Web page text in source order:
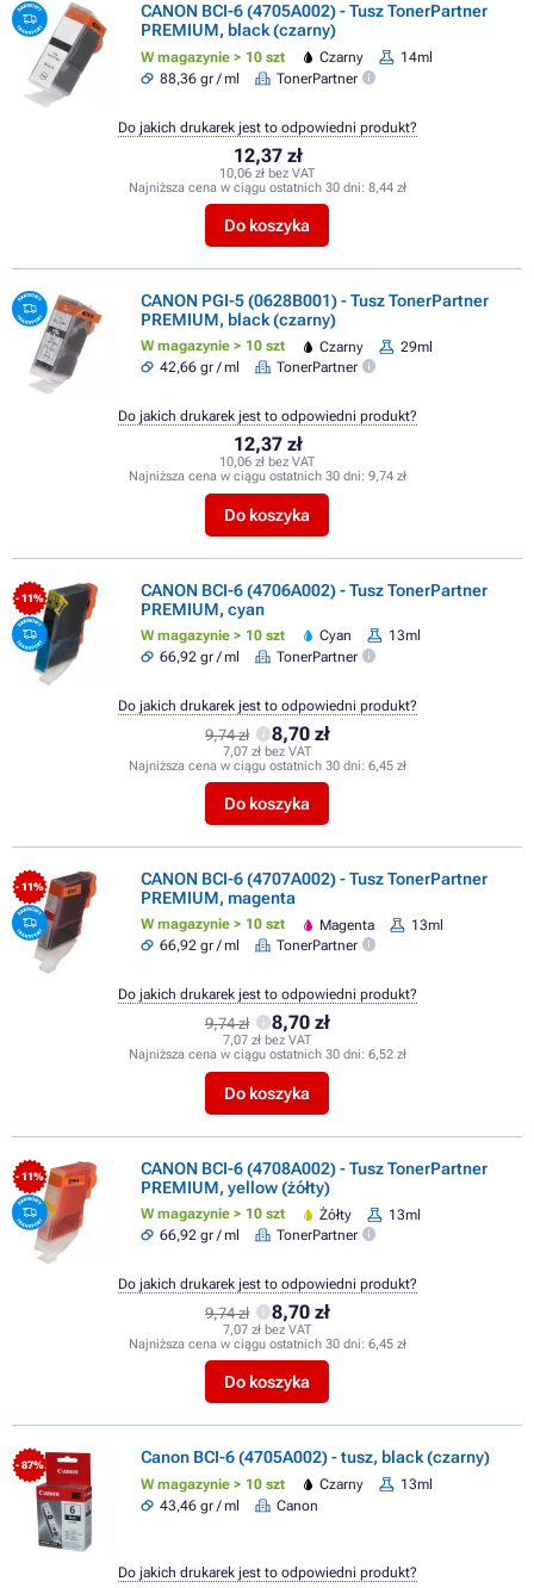
CANON BCI-6 (4705A002) - Tusz TonerPartner
PREMIUM, black (czarny)
W magazynie > 10 szt Czarny
14ml
88,36 gr / ml
TonerPartner
12,37 zł
10,06 zł bez VAT
Najniższa cena w ciągu ostatnich 30 dni: 8,44 zł
Do koszyka
Do jakich drukarek jest to odpowiedni produkt?
CANON PGI-5 (0628B001) - Tusz TonerPartner
PREMIUM, black (czarny)
W magazynie > 10 szt Czarny
29ml
42,66 gr / ml
TonerPartner
12,37 zł
10,06 zł bez VAT
Najniższa cena w ciągu ostatnich 30 dni: 9,74 zł
Do koszyka
Do jakich drukarek jest to odpowiedni produkt?
- 11%
CANON BCI-6 (4706A002) - Tusz TonerPartner
PREMIUM, cyan
W magazynie > 10 szt Cyan
13ml
66,92 gr / ml
TonerPartner
9,74 zł 8,70 zł
7,07 zł bez VAT
Najniższa cena w ciągu ostatnich 30 dni: 6,45 zł
Do koszyka
Do jakich drukarek jest to odpowiedni produkt?
- 11%
CANON BCI-6 (4707A002) - Tusz TonerPartner
PREMIUM, magenta
W magazynie > 10 szt Magenta
13ml
66,92 gr / ml
TonerPartner
9,74 zł 8,70 zł
7,07 zł bez VAT
Najniższa cena w ciągu ostatnich 30 dni: 6,52 zł
Do koszyka
Do jakich drukarek jest to odpowiedni produkt?
- 11%
CANON BCI-6 (4708A002) - Tusz TonerPartner
PREMIUM, yellow (żółty)
W magazynie > 10 szt Żółty
13ml
66,92 gr / ml
TonerPartner
9,74 zł 8,70 zł
7,07 zł bez VAT
Najniższa cena w ciągu ostatnich 30 dni: 6,45 zł
Do koszyka
Do jakich drukarek jest to odpowiedni produkt?
- 87% Canon BCI-6 (4705A002) - tusz, black (czarny)
W magazynie > 10 szt Czarny
13ml
43,46 gr / ml
Canon
Do jakich drukarek jest to odpowiedni produkt?